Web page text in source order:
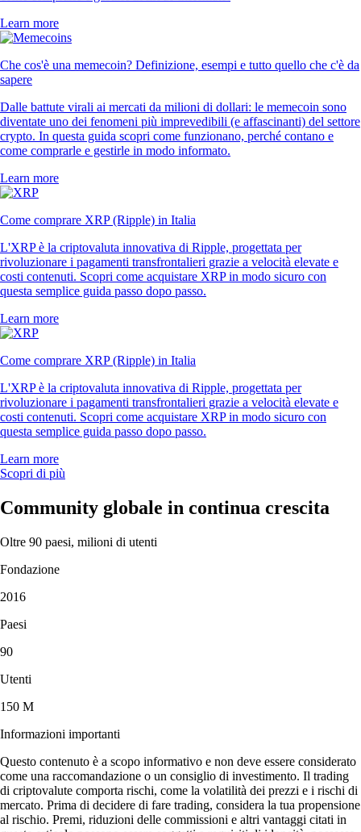
Learn more
Che cos'è una memecoin? Definizione, esempi e tutto quello che c'è da
sapere
Dalle battute virali ai mercati da milioni di dollari: le memecoin sono
diventate uno dei fenomeni più imprevedibili (e affascinanti) del settore
crypto. In questa guida scopri come funzionano, perché contano e
come comprarle e gestirle in modo informato.
Learn more
Come comprare XRP (Ripple) in Italia
L'XRP è la criptovaluta innovativa di Ripple, progettata per
rivoluzionare i pagamenti transfrontalieri grazie a velocità elevate e
costi contenuti. Scopri come acquistare XRP in modo sicuro con
questa semplice guida passo dopo passo.
Learn more
Come comprare XRP (Ripple) in Italia
L'XRP è la criptovaluta innovativa di Ripple, progettata per
rivoluzionare i pagamenti transfrontalieri grazie a velocità elevate e
costi contenuti. Scopri come acquistare XRP in modo sicuro con
questa semplice guida passo dopo passo.
Learn more
Scopri di più
Community globale in continua crescita
Oltre 90 paesi, milioni di utenti
Fondazione
2016
Paesi
90
Utenti
150 M
Informazioni importanti
Questo contenuto è a scopo informativo e non deve essere considerato
come una raccomandazione o un consiglio di investimento. Il trading
di criptovalute comporta rischi, come la volatilità dei prezzi e i rischi di
mercato. Prima di decidere di fare trading, considera la tua propensione
al rischio. Premi, riduzioni delle commissioni e altri vantaggi citati in